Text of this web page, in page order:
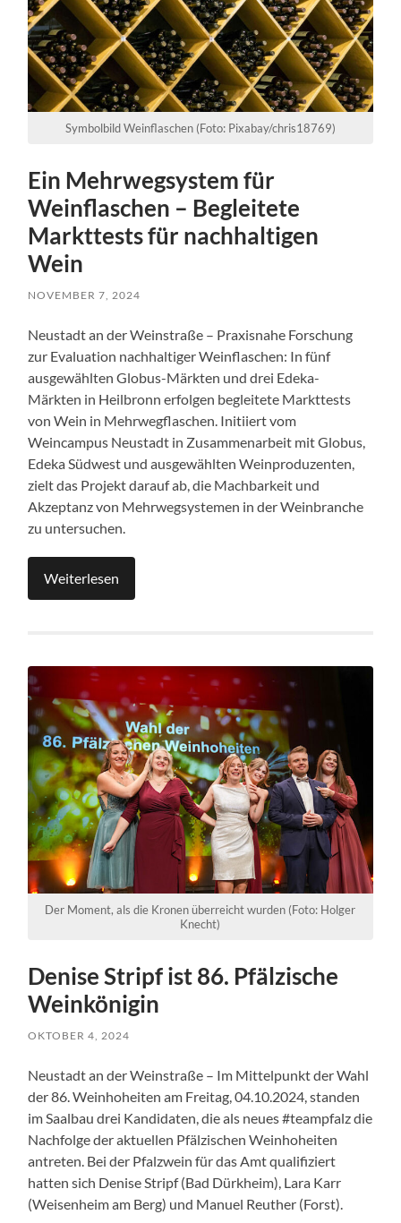
Symbolbild Weinflaschen (Foto: Pixabay/chris18769)
Ein Mehrwegsystem für
Weinflaschen – Begleitete
Markttests für nachhaltigen
Wein
NOVEMBER 7, 2024
Neustadt an der Weinstraße – Praxisnahe Forschung
zur Evaluation nachhaltiger Weinflaschen: In fünf
ausgewählten Globus-Märkten und drei Edeka-
Märkten in Heilbronn erfolgen begleitete Markttests
von Wein in Mehrwegflaschen. Initiiert vom
Weincampus Neustadt in Zusammenarbeit mit Globus,
Edeka Südwest und ausgewählten Weinproduzenten,
zielt das Projekt darauf ab, die Machbarkeit und
Akzeptanz von Mehrwegsystemen in der Weinbranche
zu untersuchen.
Weiterlesen
Der Moment, als die Kronen überreicht wurden (Foto: Holger
Knecht)
Denise Stripf ist 86. Pfälzische
Weinkönigin
OKTOBER 4, 2024
Neustadt an der Weinstraße – Im Mittelpunkt der Wahl
der 86. Weinhoheiten am Freitag, 04.10.2024, standen
im Saalbau drei Kandidaten, die als neues #teampfalz die
Nachfolge der aktuellen Pfälzischen Weinhoheiten
antreten. Bei der Pfalzwein für das Amt qualifiziert
hatten sich Denise Stripf (Bad Dürkheim), Lara Karr
(Weisenheim am Berg) und Manuel Reuther (Forst).